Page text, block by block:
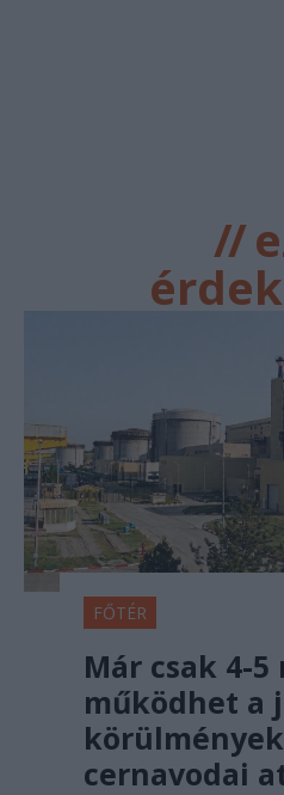
//
FŐTÉR
Már csak 4-5
működhet a
cernavodai